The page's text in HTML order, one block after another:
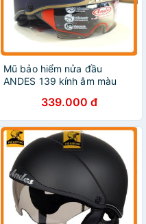
Mũ bảo hiểm nửa đầu
ANDES 139 kính âm màu
339.000 đ